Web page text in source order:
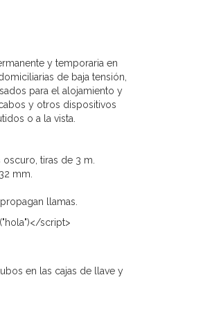
y temporaria en
de baja tensión,
para el alojamiento y
y otros dispositivos
o a la vista.
tiras de 3 m.
mm.
llamas.
script>
en las cajas de llave y